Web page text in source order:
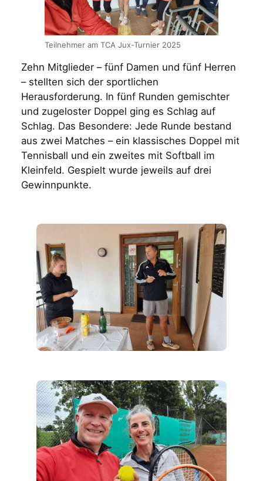
Teilnehmer am TCA Jux-Turnier 2025
Zehn Mitglieder – fünf Damen und fünf Herren
– stellten sich der sportlichen
Herausforderung. In fünf Runden gemischter
und zugeloster Doppel ging es Schlag auf
Schlag. Das Besondere: Jede Runde bestand
aus zwei Matches – ein klassisches Doppel mit
Tennisball und ein zweites mit Softball im
Kleinfeld. Gespielt wurde jeweils auf drei
Gewinnpunkte.